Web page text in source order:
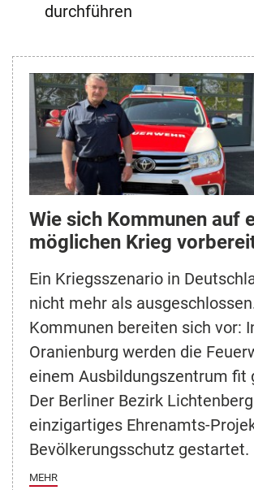
durchführen
Wie sich Kommunen auf
möglichen Krieg
Ein Kriegsszenario in
nicht mehr als
Kommunen bereiten sich vor:
Oranienburg werden die
einem Ausbildungszentrum fit
Der Berliner Bezirk
einzigartiges Ehrenamts-
Bevölkerungsschutz gestartet.
MEHR